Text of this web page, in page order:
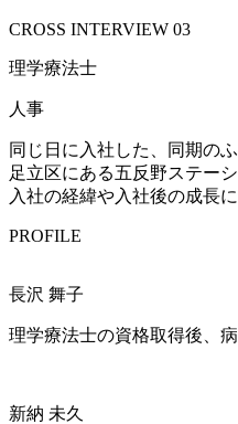
CROSS INTERVIEW 03
理学療法士
人事
同じ日に入社した、同期のふ
足立区にある五反野ステー
入社の経緯や入社後の成長
PROFILE
長沢 舞子
理学療法士の資格取得後、
新納 未久